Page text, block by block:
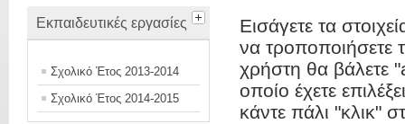
Εκπαιδευτικές εργασίες
Σχολικό Έτος 2013-2014
Σχολικό Έτος 2014-2015
Εισάγετε τα
να τροποποιήσετε
χρήστη θα βάλετε
οποίο έχετε
κάντε πάλι "κλικ"